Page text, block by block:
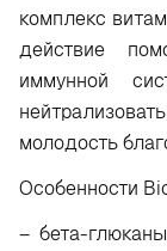
комплекс
действие
иммунной
молодость
Особенности
– бета-